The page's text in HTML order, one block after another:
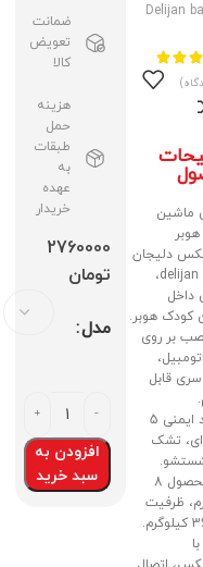
Delijan



ماشین
دلیجان
delijan huber،
داخل
کودک هوبر.
بر روی
قابل
کمربند ایمنی 5
تشک
وزن محصول 8
ظرفیت
ضمانت
تعویض
کالا
هزینه
حمل
طبقات
به
عهده
خریدار
2760000
تومان
مدل
افزودن به
سبد خرید